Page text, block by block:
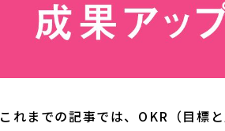
これまでの記事では、OKR（目標